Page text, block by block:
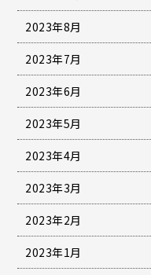
2023年8月
2023年7月
2023年6月
2023年5月
2023年4月
2023年3月
2023年2月
2023年1月